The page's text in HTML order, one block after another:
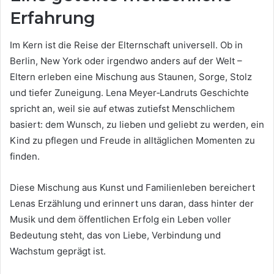
Erfahrung
Im Kern ist die Reise der Elternschaft universell. Ob in
Berlin, New York oder irgendwo anders auf der Welt –
Eltern erleben eine Mischung aus Staunen, Sorge, Stolz
und tiefer Zuneigung. Lena Meyer‑Landruts Geschichte
spricht an, weil sie auf etwas zutiefst Menschlichem
basiert: dem Wunsch, zu lieben und geliebt zu werden, ein
Kind zu pflegen und Freude in alltäglichen Momenten zu
finden.
Diese Mischung aus Kunst und Familienleben bereichert
Lenas Erzählung und erinnert uns daran, dass hinter der
Musik und dem öffentlichen Erfolg ein Leben voller
Bedeutung steht, das von Liebe, Verbindung und
Wachstum geprägt ist.